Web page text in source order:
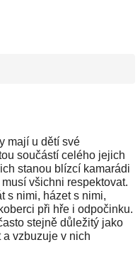
mají u dětí své
součástí celého jejich
stanou blízcí kamarádi
všichni respektovat.
s nimi, házet s nimi,
při hře i odpočinku.
stejně důležitý jako
vzbuzuje v nich